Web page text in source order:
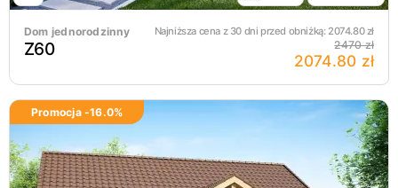
Dom jednorodzinny Najniższa cena z 30 dni przed obniżką: 2074.80zł
Z60 2470 zł
2074.80 zł
Promocja -16.0%